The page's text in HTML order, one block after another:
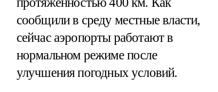
сообщили в среду местные власти,
сейчас аэропорты работают в
нормальном режиме после
улучшения погодных условий.